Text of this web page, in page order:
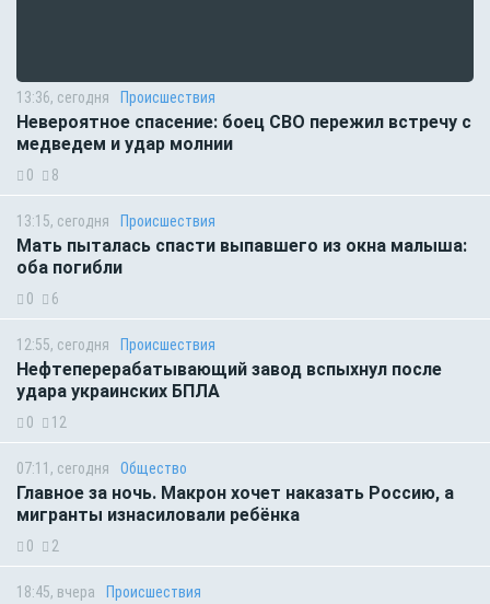
13:36, сегодня Происшествия
Невероятное спасение: боец СВО пережил встречу с
медведем и удар молнии
0 8
13:15, сегодня Происшествия
Мать пыталась спасти выпавшего из окна малыша:
оба погибли
0 6
12:55, сегодня Происшествия
Нефтеперерабатывающий завод вспыхнул после
удара украинских БПЛА
0 12
07:11, сегодня Общество
Главное за ночь. Макрон хочет наказать Россию, а
мигранты изнасиловали ребёнка
0 2
18:45, вчера Происшествия